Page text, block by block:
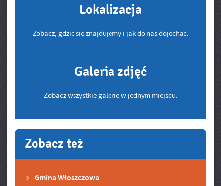
Lokalizacja
Zobacz, gdzie się znajdujemy i jak do nas dojechać.
Galeria zdjęć
Zobacz wszystkie galerie w jednym miejscu.
Zobacz też
Gmina Włoszczowa